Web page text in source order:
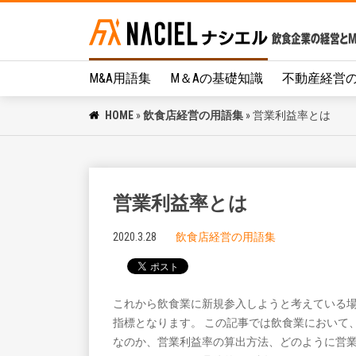
M&A用語集 M＆Aの基礎知識 不動産経営
HOME »飲食店経営の用語集 »営業利益率とは
営業利益率とは
2020.3.28 飲食店経営の用語集
これから飲食業に新規参入しようと考えている
指標となります。 この記事では飲食業において
なのか、営業利益率の算出方法、どのように営